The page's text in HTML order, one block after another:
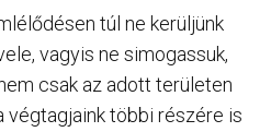
túl ne kerüljünk
vagyis ne simogassuk,
csak az adott területen
végtagjaink többi részére is